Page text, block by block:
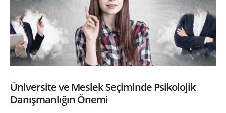
Üniversite ve Meslek Seçiminde Psikolojik
Danışmanlığın Önemi